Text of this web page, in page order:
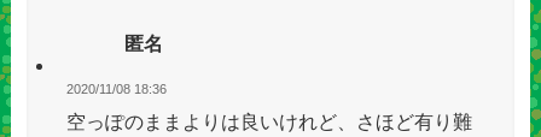
匿名
2020/11/08 18:36
空っぽのままよりは良いけれど、さほど有り難